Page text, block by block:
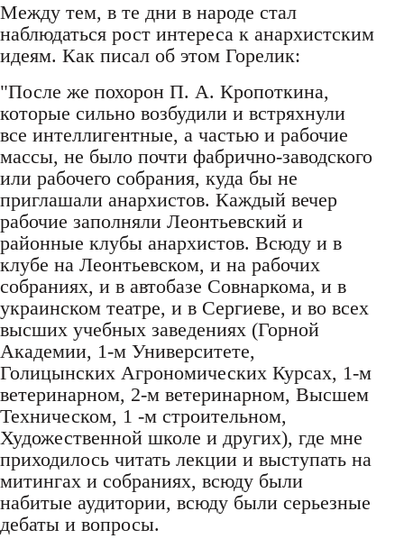
Между тем, в те дни в народе стал
наблюдаться рост интереса к анархистским
идеям. Как писал об этом Горелик:
"После же похорон П. А. Кропоткина,
которые сильно возбудили и встряхнули
все интеллигентные, а частью и рабочие
массы, не было почти фабрично-заводского
или рабочего собрания, куда бы не
приглашали анархистов. Каждый вечер
рабочие заполняли Леонтьевский и
районные клубы анархистов. Всюду и в
клубе на Леонтьевском, и на рабочих
собраниях, и в автобазе Совнаркома, и в
украинском театре, и в Сергиеве, и во всех
высших учебных заведениях (Горной
Академии, 1-м Университете,
Голицынских Агрономических Курсах, 1-м
ветеринарном, 2-м ветеринарном, Высшем
Техническом, 1 -м строительном,
Художественной школе и других), где мне
приходилось читать лекции и выступать на
митингах и собраниях, всюду были
набитые аудитории, всюду были серьезные
дебаты и вопросы.